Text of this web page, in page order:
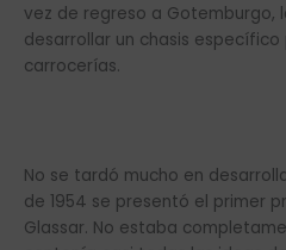
vez de regreso a Gotemburgo,
desarrollar un chasis
carrocerías.
No se tardó mucho en
de 1954 se presentó el primer
Glassar. No estaba